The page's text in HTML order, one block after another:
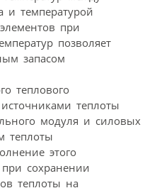
и температурой
при
позволяет
запасом
теплового
теплоты
модуля и силовых
теплоты
этого
сохранении
теплоты на